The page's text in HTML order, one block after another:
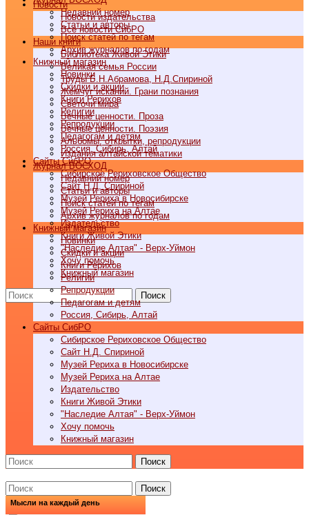
Недавний номер
Статьи и авторы
Поиск статей по тегам
Архив журналов по годам
Книжный магазин
Новинки
Скидки и акции
Книги Рерихов
Религии
Репродукции
Педагогам и детям
Россия, Сибирь, Алтай
Cайты СибРО
Сибирское Рериховское Общество
Сайт Н.Д. Спириной
Музей Рериха в Новосибирске
Музей Рериха на Алтае
Издательство
Книги Живой Этики
"Наследие Алтая" - Верх-Уймон
Хочу помочь
Книжный магазин
Поиск
Новости
Новости издательства
Все новости СибРО
Наши книги
Библиотека Живой Этики
Великая семья России
Труды Б.Н.Абрамова, Н.Д.Спириной
Жемчуг исканий. Грани познания
Светочи мира
Вечные ценности. Проза
Вечные ценности. Поэзия
Альбомы, открытки, репродукции
Издания алтайской тематики
Журнал ВОСХОД
Недавний номер
Статьи и авторы
Поиск статей по тегам
Архив журналов по годам
Книжный магазин
Новинки
Скидки и акции
Книги Рерихов
Религии
Репродукции
Педагогам и детям
Россия, Сибирь, Алтай
Cайты СибРО
Сибирское Рериховское Общество
Сайт Н.Д. Спириной
Музей Рериха в Новосибирске
Музей Рериха на Алтае
Издательство
Книги Живой Этики
"Наследие Алтая" - Верх-Уймон
Хочу помочь
Книжный магазин
Поиск
Поиск
Мысли на каждый день